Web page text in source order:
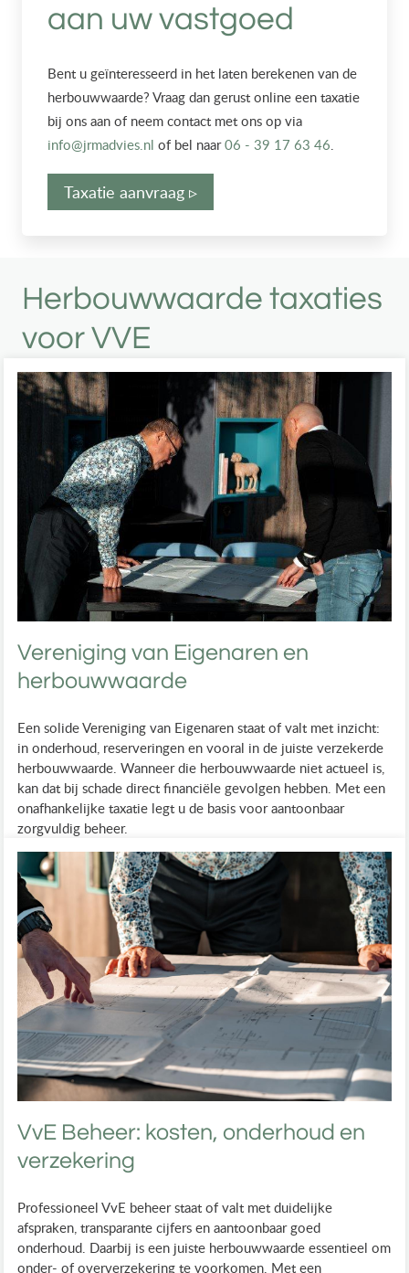
aan uw vastgoed
Bent u geïnteresseerd in het laten berekenen van de
herbouwwaarde? Vraag dan gerust online een taxatie
bij ons aan of neem contact met ons op via
info@jrmadvies.nl of bel naar06 - 39 17 63 46
Taxatie aanvraag ▹
Herbouwwaarde taxaties
voor VVE
Vereniging van Eigenaren en
herbouwwaarde
Een solide Vereniging van Eigenaren staat of valt met inzicht:
in onderhoud, reserveringen en vooral in de juiste verzekerde
herbouwwaarde. Wanneer die herbouwwaarde niet actueel is,
kan dat bij schade direct financiële gevolgen hebben. Met een
onafhankelijke taxatie legt u de basis voor aantoonbaar
zorgvuldig beheer.
VvE Beheer: kosten, onderhoud en
verzekering
Professioneel VvE beheer staat of valt met duidelijke
afspraken, transparante cijfers en aantoonbaar goed
onderhoud. Daarbij is een juiste herbouwwaarde essentieel om
onder- of oververzekering te voorkomen. Met een